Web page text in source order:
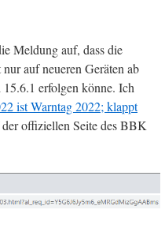
Meldung auf, dass die
auf neueren Geräten ab
erfolgen könne. Ich
ist Warntag 2022; klappt
offiziellen Seite des BBK